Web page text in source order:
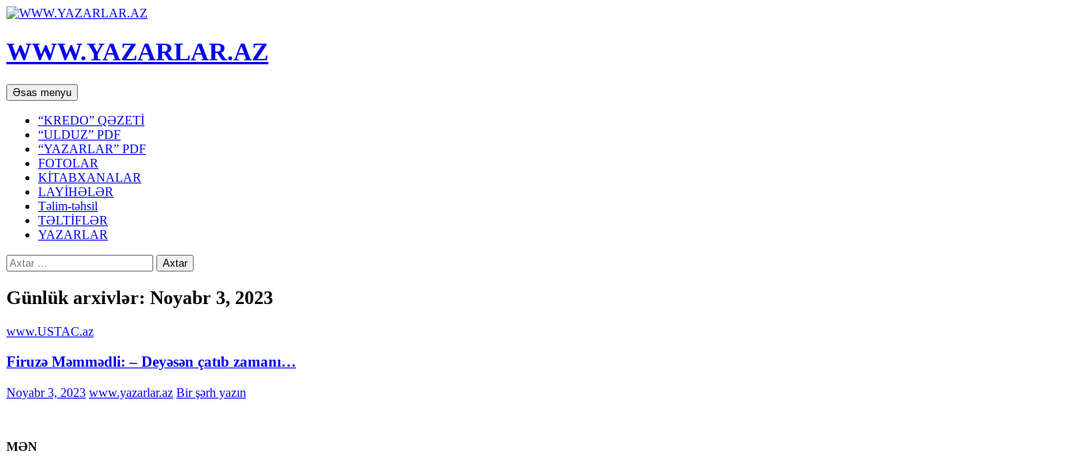
WWW.YAZARLAR.AZ
Axtar
Əsas menyu Mühtəviyyata
keç
“KREDO” QƏZETİ
“ULDUZ” PDF
“YAZARLAR” PDF
FOTOLAR
KİTABXANALAR
LAYİHƏLƏR
Təlim-təhsil
TƏLTİFLƏR
YAZARLAR
Axtarış:
Günlük arxivlər: Noyabr 3, 2023
www.USTAC.az
Firuzə Məmmədli: – Deyəsən çatıb zamanı…
Noyabr 3, 2023 www.yazarlar.az Bir şərh yazın
MƏN